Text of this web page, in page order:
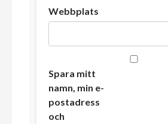
Webbplats
Spara mitt
namn, min e-
postadress
och